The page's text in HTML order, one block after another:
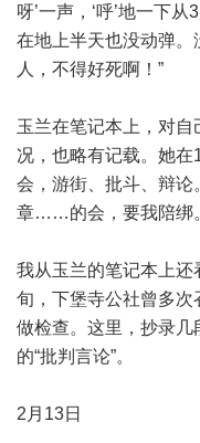
呀’一声，‘呼’地一下
在地上半天也没动弹。
人，不得好死啊！”
玉兰在笔记本上，对自
况，也略有记载。她在
会，游街、批斗、辩论
章……的会，要我陪绑
我从玉兰的笔记本上
旬，下堡寺公社曾多
做检查。这里，抄录
的“批判言论”。
2月13日